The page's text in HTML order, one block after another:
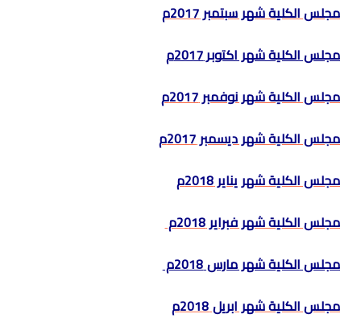
مجلس الكلية شهر سبتمبر 2017م
مجلس الكلية شهر اكتوبر 2017م
مجلس الكلية شهر نوفمبر 2017م
مجلس الكلية شهر ديسمبر 2017م
مجلس الكلية شهر يناير 2018م
مجلس الكلية شهر فبراير 2018م
مجلس الكلية شهر مارس 2018م
مجلس الكلية شهر ابريل 2018م